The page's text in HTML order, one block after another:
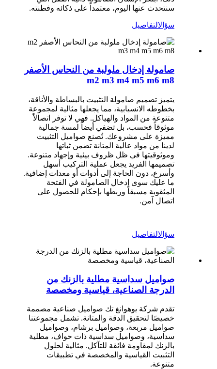
سنتحدث عنها اليوم، معتمداً على ذكائه وفطنته.
سؤالالتفاصيل
صامولة إدخال ملولبة من النحاس الأصفر
m2 m3 m4 m5 m6 m8
يتميز تصميم صامولة التثبيت بالبساطة والأناقة،
بخطوطه الانسيابية، مما يجعلها مثالية لمجموعة
متنوعة من المواد والهياكل. فهي لا توفر اتصالاً
موثوقاً فحسب، بل تضفي أيضاً لمسة جمالية
مميزة على مشروعك. تُصنع صواميل التثبيت
لدينا من مواد عالية المتانة تضمن ثباتها
وموثوقيتها في ظل ظروف بيئية وإجهاد متنوعة.
تصميمها الفريد يجعل عملية التركيب أسهل
وأسرع، دون الحاجة إلى أدوات أو معدات إضافية.
ما عليك سوى إدخال الصامولة في الفتحة
المثقوبة مسبقاً وربطها بإحكام للحصول على
اتصال آمن.
سؤالالتفاصيل
صواميل سداسية مطلية بالزنك من
الدرجة الصناعية، قياسية ومخصصة
تقدم شركة يوهوانغ تك صواميل صناعية مصممة
خصيصًا لتحقيق الدقة والمتانة. تشمل مجموعتنا
صواميل مربعة، وصواميل برشام، وصواميل
سداسية، وصواميل سداسية ذات حواف، مطلية
بالزنك لمقاومة فائقة للتآكل. مثالية لحلول
التثبيت القياسية والمخصصة في تطبيقات
متنوعة.